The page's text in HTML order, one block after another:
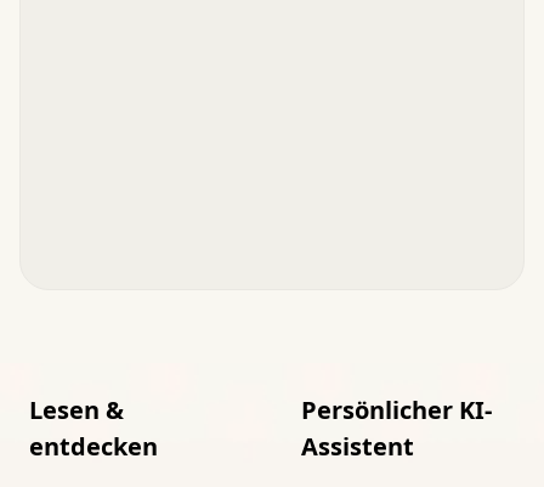
Lesen &
entdecken
Persönlicher KI-
Assistent